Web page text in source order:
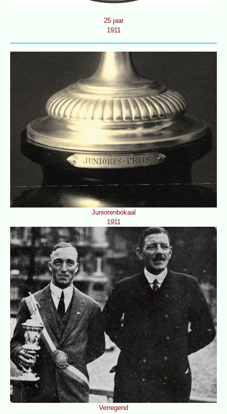
25 jaar
1911
Juniorenbokaal
1911
Verregend